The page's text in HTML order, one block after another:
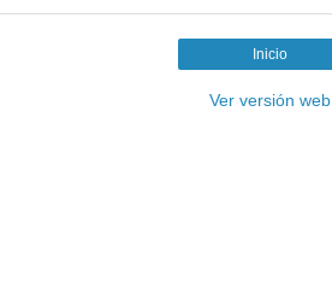
Inicio
Ver versión web